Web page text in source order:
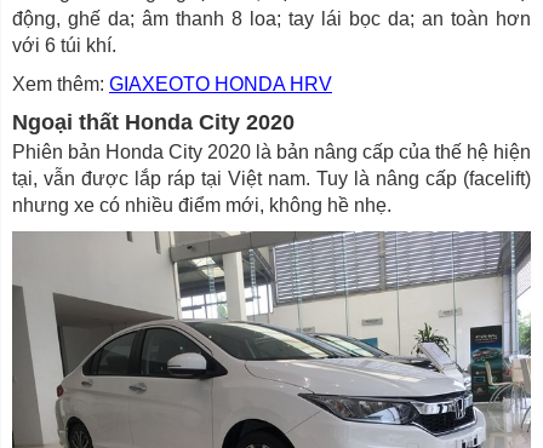
động, ghế da; âm thanh 8 loa; tay lái bọc da; an toàn hơn
với 6 túi khí.
Xem thêm: GIAXEOTO HONDA HRV
Ngoại thất Honda City 2020
Phiên bản Honda City 2020 là bản nâng cấp của thế hệ hiện
tại, vẫn được lắp ráp tại Việt nam. Tuy là nâng cấp (facelift)
nhưng xe có nhiều điểm mới, không hề nhẹ.